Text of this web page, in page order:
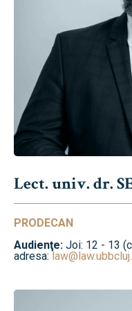
Lect. univ. dr.
PRODECAN
Audienţe: Joi: 12 - 13
adresa: